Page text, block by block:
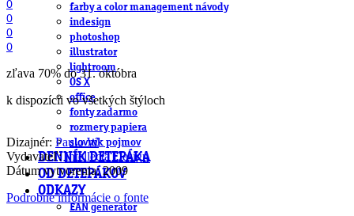
farby a color management návody
indesign
photoshop
illustrator
lightroom
OS X
office
fonty zadarmo
rozmery papiera
slovník pojmov
DENNÍK DETEPÁKA
OD DETEPÁKOV
ODKAZY
EAN generátor
0
0
0
0
zľava 70% do 31. októbra
k dispozícii vo všetkých štýloch
Dizajnér: Paulo W
Vydavateľ:Intellecta Design
Dátum vytvorenia: 2009
Podrobné informácie o fonte